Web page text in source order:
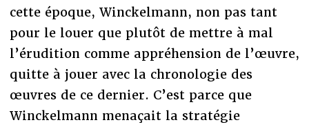
cette époque, Winckelmann, non pas tant
pour le louer que plutôt de mettre à mal
l’érudition comme appréhension de l’œuvre,
quitte à jouer avec la chronologie des
œuvres de ce dernier. C’est parce que
Winckelmann menaçait la stratégie